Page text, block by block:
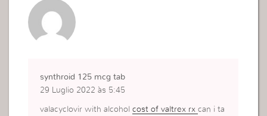
synthroid 125 mcg tab
29 Luglio 2022 às 5:45
valacyclovir with alcoholcost of valtrex rxcan i ta